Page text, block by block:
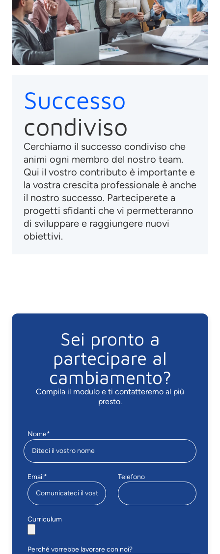
Successo
condiviso
Cerchiamo il successo condiviso che
animi ogni membro del nostro team.
Qui il vostro contributo è importante e
la vostra crescita professionale è anche
il nostro successo. Parteciperete a
progetti sfidanti che vi permetteranno
di sviluppare e raggiungere nuovi
obiettivi.
Sei pronto a
partecipare al
cambiamento?
Compila il modulo e ti contatteremo al più
presto.
Nome*
Email* Telefono
Curriculum
Perché vorrebbe lavorare con noi?